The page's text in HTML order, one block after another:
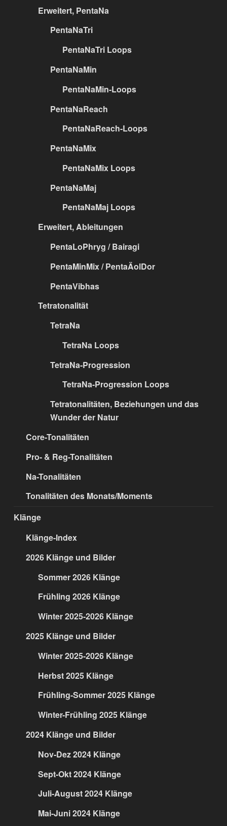
Erweitert, PentaNa
PentaNaTri
PentaNaTri Loops
PentaNaMin
PentaNaMin-Loops
PentaNaReach
PentaNaReach-Loops
PentaNaMix
PentaNaMix Loops
PentaNaMaj
PentaNaMaj Loops
Erweitert, Ableitungen
PentaLoPhryg / Bairagi
PentaMinMix / PentaÄolDor
PentaVibhas
Tetratonalität
TetraNa
TetraNa Loops
TetraNa-Progression
TetraNa-Progression Loops
Tetratonalitäten, Beziehungen und das
Wunder der Natur
Core-Tonalitäten
Pro- & Reg-Tonalitäten
Na-Tonalitäten
Tonalitäten des Monats/Moments
Klänge
Klänge-Index
2026 Klänge und Bilder
Sommer 2026 Klänge
Frühling 2026 Klänge
Winter 2025-2026 Klänge
2025 Klänge und Bilder
Winter 2025-2026 Klänge
Herbst 2025 Klänge
Frühling-Sommer 2025 Klänge
Winter-Frühling 2025 Klänge
2024 Klänge und Bilder
Nov-Dez 2024 Klänge
Sept-Okt 2024 Klänge
Juli-August 2024 Klänge
Mai-Juni 2024 Klänge